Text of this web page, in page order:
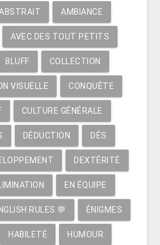
AMBIANCE
AVEC DES TOUT PETITS
BLUFF COLLECTION
VISUELLE CONQUÊTE
CULTURE GÉNÉRALE
DÉDUCTION DÉS
DEXTÉRITÉ
EN ÉQUIPE
RULES 💬 ÉNIGMES
HABILETÉ HUMOUR